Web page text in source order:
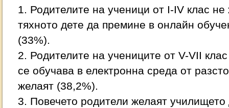
1. Родителите на ученици от I-IV клас
тяхното дете да премине в онлайн
(33%).
2. Родителите на учениците от V-VII
се обучава в електронна среда от
желаят (38,2%).
3. Повечето родители желаят училището